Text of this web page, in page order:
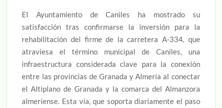
El Ayuntamiento de Caniles ha mostrado su
satisfacción tras confirmarse la inversión para la
rehabilitación del firme de la carretera A-334, que
atraviesa el término municipal de Caniles, una
infraestructura considerada clave para la conexión
entre las provincias de Granada y Almería al conectar
el Altiplano de Granada y la comarca del Almanzora
almeriense. Esta vía, que soporta diariamente el paso